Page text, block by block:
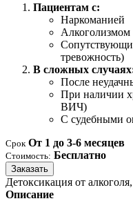
Пациентам с:
Наркоманией
Алкоголизмом
тревожность)
В сложных
После
При наличии
ВИЧ)
С судебными
Срок От 1 до 3-6 месяцев
Стоимость: Бесплатно
Заказать
Детоксикация от
Описание